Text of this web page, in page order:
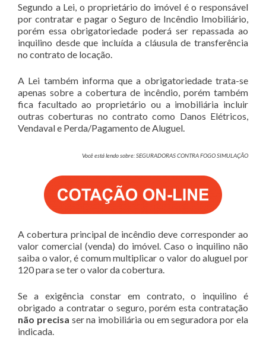
Segundo a Lei, o proprietário do imóvel é o responsável
por contratar e pagar o Seguro de Incêndio Imobiliário,
porém essa obrigatoriedade poderá ser repassada ao
inquilino desde que incluída a cláusula de transferência
no contrato de locação.
A Lei também informa que a obrigatoriedade trata-se
apenas sobre a cobertura de incêndio, porém também
fica facultado ao proprietário ou a imobiliária incluir
outras coberturas no contrato como Danos Elétricos,
Vendaval e Perda/Pagamento de Aluguel.
Você está lendo sobre: SEGURADORAS CONTRA FOGO SIMULAÇÃO
A cobertura principal de incêndio deve corresponder ao
valor comercial (venda) do imóvel. Caso o inquilino não
saiba o valor, é comum multiplicar o valor do aluguel por
120 para se ter o valor da cobertura.
Se a exigência constar em contrato, o inquilino é
obrigado a contratar o seguro, porém esta contratação
não precisa ser na imobiliária ou em seguradora por ela
indicada.